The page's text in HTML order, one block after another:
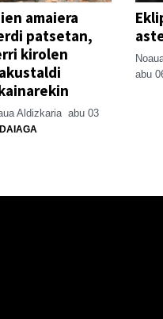
amaiera
patsetan,
kirolen
Aldizkaria abu 03
abu